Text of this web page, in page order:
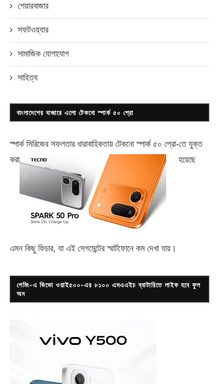
শেয়ারবাজার
সফটওয়্যার
সামাজিক যোগাযোগ
সাহিত্য
বাংলাদেশের বাজারে এলো টেকনো স্পার্ক ৫০ প্রো
স্পার্ক সিরিজের সফলতার ধারাবাহিকতায় টেকনোস্পার্ক ৫০ প্রো-তে যুক্ত
করা
হয়েছে
এমন কিছু ফিচার, যা এই সেগমেন্টের স্মার্টফোনে কম দেখা যায়।
গেমিং-এ ভিভো ওয়াই৫০০-এর ৮১০০ এমএএইচ ব্যাটারিতে লাইফ হবে ফুল
অন